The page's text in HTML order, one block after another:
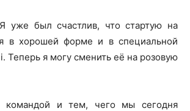
уже был счастлив, что стартую на
в хорошей форме и в специальной
Теперь я могу сменить её на розовую
командой и тем, чего мы сегодня